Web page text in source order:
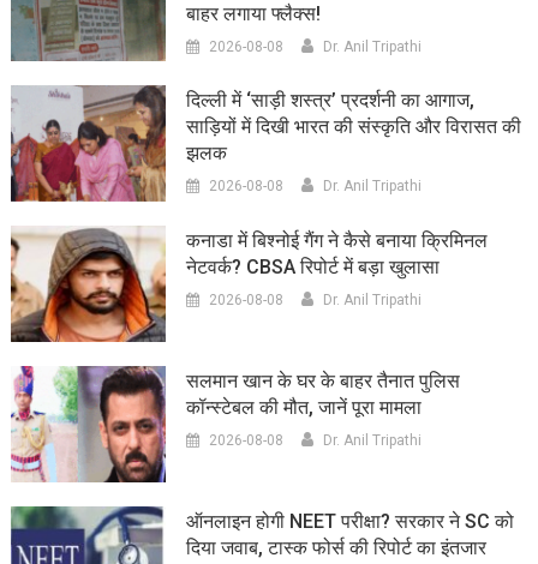
बाहर लगाया फ्लैक्स!
2026-08-08 Dr. Anil Tripathi
दिल्ली में ‘साड़ी शस्त्र’ प्रदर्शनी का आगाज,
साड़ियों में दिखी भारत की संस्कृति और विरासत की
झलक
2026-08-08 Dr. Anil Tripathi
कनाडा में बिश्नोई गैंग ने कैसे बनाया क्रिमिनल
नेटवर्क? CBSA रिपोर्ट में बड़ा खुलासा
2026-08-08 Dr. Anil Tripathi
सलमान खान के घर के बाहर तैनात पुलिस
कॉन्स्टेबल की मौत, जानें पूरा मामला
2026-08-08 Dr. Anil Tripathi
ऑनलाइन होगी NEET परीक्षा? सरकार ने SC को
दिया जवाब, टास्क फोर्स की रिपोर्ट का इंतजार